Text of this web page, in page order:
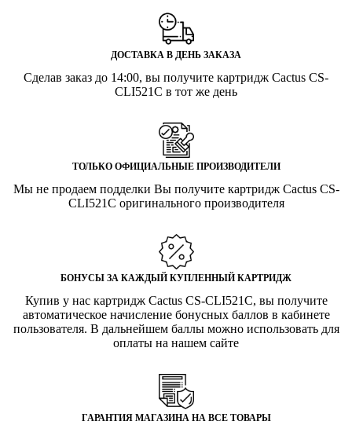
ДОСТАВКА В ДЕНЬ ЗАКАЗА
Сделав заказ до 14:00, вы получите картридж Cactus CS-
CLI521C в тот же день
ТОЛЬКО ОФИЦИАЛЬНЫЕ ПРОИЗВОДИТЕЛИ
Мы не продаем подделки Вы получите картридж Cactus CS-
CLI521C оригинального производителя
БОНУСЫ ЗА КАЖДЫЙ КУПЛЕННЫЙ КАРТРИДЖ
Купив у нас картридж Cactus CS-CLI521C, вы получите
автоматическое начисление бонусных баллов в кабинете
пользователя. В дальнейшем баллы можно использовать для
оплаты на нашем сайте
ГАРАНТИЯ МАГАЗИНА НА ВСЕ ТОВАРЫ